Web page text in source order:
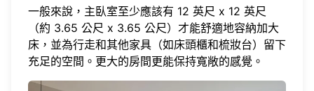
一般來說，主臥室至少應該有 12 英尺 x 12 英尺
（約 3.65 公尺 x 3.65 公尺）才能舒適地容納加大
床，並為行走和其他家具（如床頭櫃和梳妝台）留下
充足的空間。更大的房間更能保持寬敞的感覺。